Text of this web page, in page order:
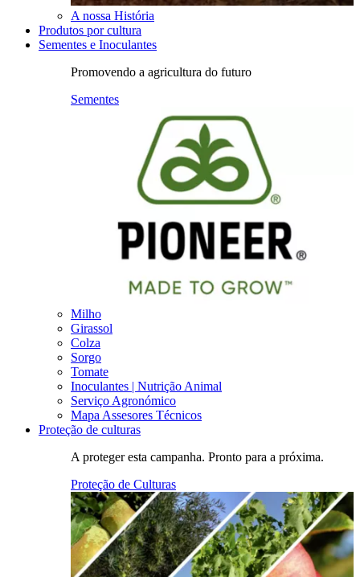
A nossa História
Produtos por cultura
Sementes e Inoculantes
Promovendo a agricultura do futuro
Sementes
Milho
Girassol
Colza
Sorgo
Tomate
Inoculantes | Nutrição Animal
Serviço Agronómico
Mapa Assesores Técnicos
Proteção de culturas
A proteger esta campanha. Pronto para a próxima.
Proteção de Culturas